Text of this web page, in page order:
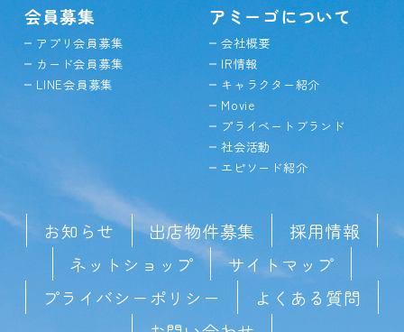
会員募集
アプリ会員募集
カード会員募集
LINE会員募集
アミーゴについて
会社概要
IR情報
キャラクター紹介
Movie
プライベートブランド
社会活動
エピソード紹介
お知らせ 出店物件募集
採用情報
ネットショップ
サイトマップ
プライバシーポリシー
よくある質問